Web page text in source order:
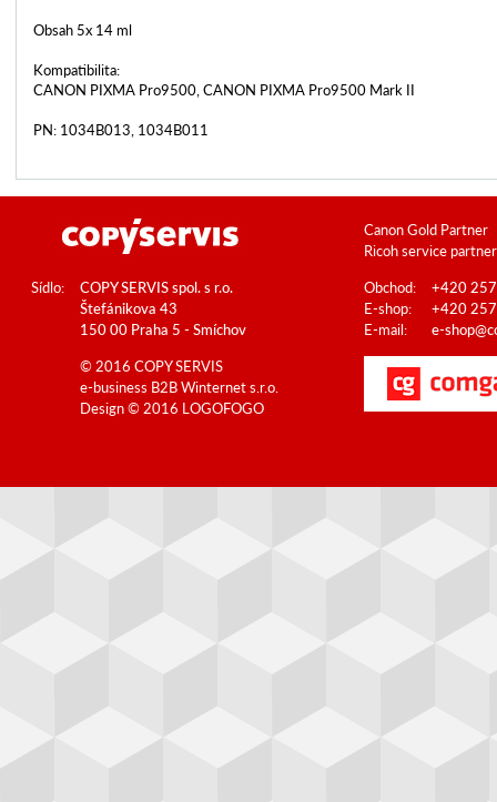
Obsah 5x 14 ml
Kompatibilita:
CANON PIXMA Pro9500, CANON PIXMA Pro9500 Mark II
PN: 1034B013, 1034B011
Canon Gold Partner
Ricoh service partner
Sídlo:
COPY SERVIS spol. s r.o.
Štefánikova 43
150 00 Praha 5 - Smíchov
Obchod:
+420
E-shop:
+420
E-mail:
e-
© 2016 COPY SERVIS
e-business B2BWinternet s.r.o.
Design © 2016 LOGOFOGO